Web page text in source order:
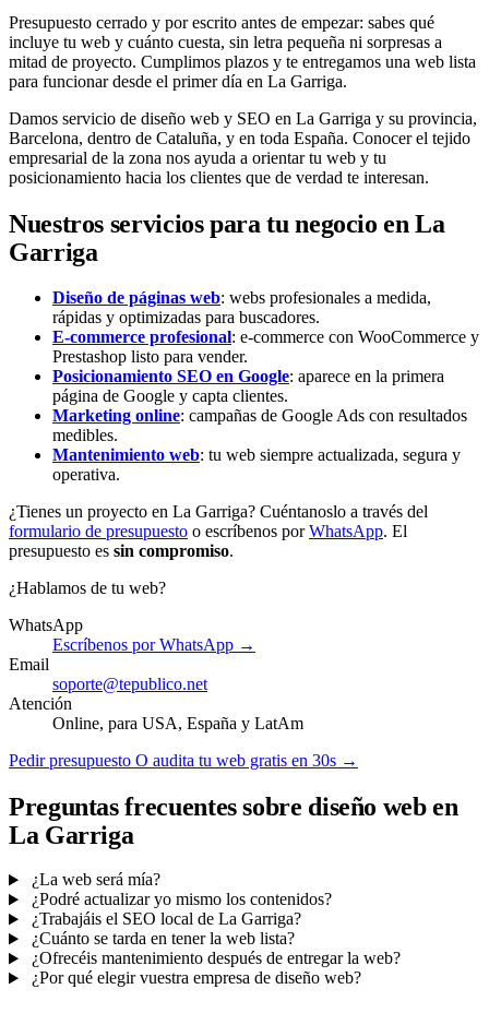
Presupuesto cerrado y por escrito antes de empezar: sabes qué
incluye tu web y cuánto cuesta, sin letra pequeña ni sorpresas a
mitad de proyecto. Cumplimos plazos y te entregamos una web lista
para funcionar desde el primer día en La Garriga.
Damos servicio de diseño web y SEO en La Garriga y su provincia,
Barcelona, dentro de Cataluña, y en toda España. Conocer el tejido
empresarial de la zona nos ayuda a orientar tu web y tu
posicionamiento hacia los clientes que de verdad te interesan.
Nuestros servicios para tu negocio en La
Garriga
Diseño de páginas web: webs profesionales a medida,
rápidas y optimizadas para buscadores.
E-commerce profesional: e-commerce con WooCommerce y
Prestashop listo para vender.
Posicionamiento SEO en Google: aparece en la primera
página de Google y capta clientes.
Marketing online: campañas de Google Ads con resultados
medibles.
Mantenimiento web: tu web siempre actualizada, segura y
operativa.
¿Tienes un proyecto en La Garriga? Cuéntanoslo a través del
formulario de presupuesto o escríbenos porWhatsApp. El
presupuesto es sin compromiso.
¿Hablamos de tu web?
WhatsApp
Escríbenos por WhatsApp →
Email
soporte@tepublico.net
Atención
Online, para USA, España y LatAm
Pedir presupuesto O audita tu web gratis en 30s →
Preguntas frecuentes sobre diseño web en
La Garriga
¿La web será mía?
¿Podré actualizar yo mismo los contenidos?
¿Trabajáis el SEO local de La Garriga?
¿Cuánto se tarda en tener la web lista?
¿Ofrecéis mantenimiento después de entregar la web?
¿Por qué elegir vuestra empresa de diseño web?